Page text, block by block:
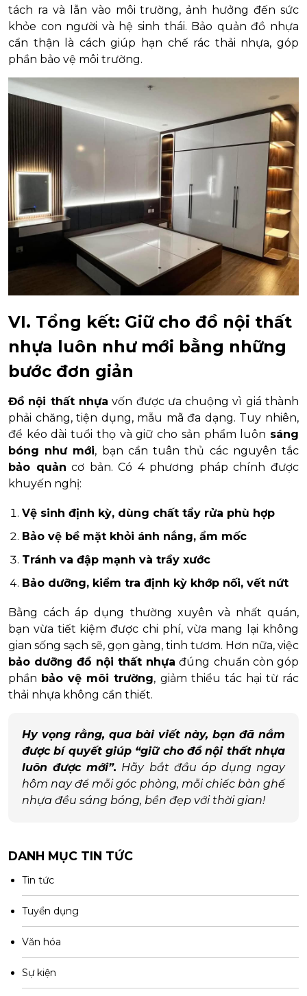
tách ra và lẫn vào môi trường, ảnh hưởng đến sức
khỏe con người và hệ sinh thái. Bảo quản đồ nhựa
cẩn thận là cách giúp hạn chế rác thải nhựa, góp
phần bảo vệ môi trường.
VI. Tổng kết: Giữ cho đồ nội thất
nhựa luôn như mới bằng những
bước đơn giản
Đồ nội thất nhựa vốn được ưa chuộng vì giá thành
phải chăng, tiện dụng, mẫu mã đa dạng. Tuy nhiên,
để kéo dài tuổi thọ và giữ cho sản phẩm luôn sáng
bóng như mới, bạn cần tuân thủ các nguyên tắc
bảo quản cơ bản. Có 4 phương pháp chính được
khuyến nghị:
Vệ sinh định kỳ, dùng chất tẩy rửa phù hợp
Bảo vệ bề mặt khỏi ánh nắng, ẩm mốc
Tránh va đập mạnh và trầy xước
Bảo dưỡng, kiểm tra định kỳ khớp nối, vết nứt
Bằng cách áp dụng thường xuyên và nhất quán,
bạn vừa tiết kiệm được chi phí, vừa mang lại không
gian sống sạch sẽ, gọn gàng, tinh tươm. Hơn nữa, việc
bảo dưỡng đồ nội thất nhựa đúng chuẩn còn góp
phần bảo vệ môi trường, giảm thiểu tác hại từ rác
thải nhựa không cần thiết.
Hy vọng rằng, qua bài viết này, bạn đã nắm
được bí quyết giúp “giữ cho đồ nội thất nhựa
luôn được mới”. Hãy bắt đầu áp dụng ngay
hôm nay để mỗi góc phòng, mỗi chiếc bàn ghế
nhựa đều sáng bóng, bền đẹp với thời gian!
DANH MỤC TIN TỨC
Tin tức
Tuyển dụng
Văn hóa
Sự kiện